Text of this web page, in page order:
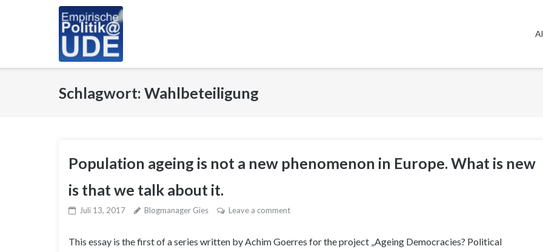
Schlagwort: Wahlbeteiligung
Population ageing is not a new phenomenon in Europe. What is new
is that we talk about it.
Juli 13, 2017 Blogmanager Gies Leave a comment
This essay is the first of a series written by Achim Goerres for the project „Ageing Democracies? Political